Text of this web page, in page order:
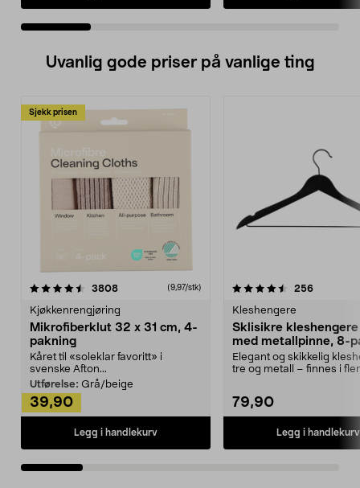
Uvanlig gode priser på vanlige ting
Sjekk prisen
3808anmeldelser(9,97/stk)
Kjøkkenrengjøring
Mikrofiberklut 32 x 31 cm, 4-
pakning
Kåret til «soleklar favoritt» i
svenske Afton...
Utførelse: Grå/beige
39,90
Legg i handlekurv
4.5av 5 stjerner 256
Kleshengere
Sklisikre
med metallpinne, 8-
Elegant og skikkelig
tre og metall – finnes i
79,90
Legg i handlekurv
4.5av 5 stjerner